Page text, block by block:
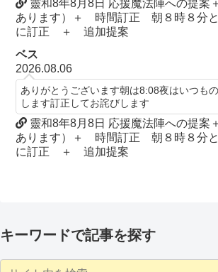
靈和8年8月8日 応援魔法陣への提案
あります）＋ 時間訂正 朝８時８分
に訂正 ＋ 追加提案
ベス
2026.08.06
ありがとうございます朝は8:08夜はいつも
します訂正してお詫びします
靈和8年8月8日 応援魔法陣への提案
あります）＋ 時間訂正 朝８時８分
に訂正 ＋ 追加提案
キーワードで記事を探す